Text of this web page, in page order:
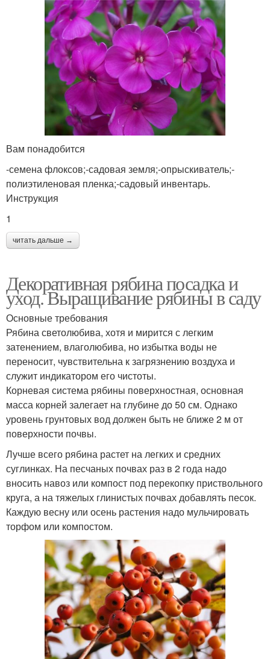
Вам понадобится
-семена флоксов;-садовая земля;-опрыскиватель;-
полиэтиленовая пленка;-садовый инвентарь.
Инструкция
1
читать дальше →
Декоративная рябина посадка и
уход. Выращивание рябины в саду
Основные требования
Рябина светолюбива, хотя и мирится с легким
затенением, влаголюбива, но избытка воды не
переносит, чувствительна к загрязнению воздуха и
служит индикатором его чистоты.
Корневая система рябины поверхностная, основная
масса корней залегает на глубине до 50 см. Однако
уровень грунтовых вод должен быть не ближе 2 м от
поверхности почвы.
Лучше всего рябина растет на легких и средних
суглинках. На песчаных почвах раз в 2 года надо
вносить навоз или компост под перекопку приствольного
круга, а на тяжелых глинистых почвах добавлять песок.
Каждую весну или осень растения надо мульчировать
торфом или компостом.